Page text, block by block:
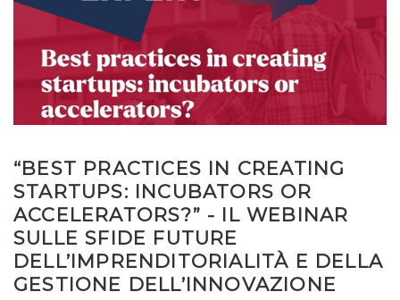
“BEST PRACTICES IN CREATING
STARTUPS: INCUBATORS OR
ACCELERATORS?” - IL WEBINAR
SULLE SFIDE FUTURE
DELL’IMPRENDITORIALITÀ E DELLA
GESTIONE DELL’INNOVAZIONE